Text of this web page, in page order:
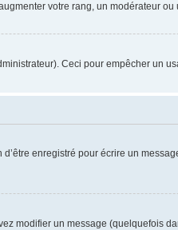
votre rang, un modérateur
Ceci pour empêcher un
enregistré pour écrire un
modifier un message (quelquefois